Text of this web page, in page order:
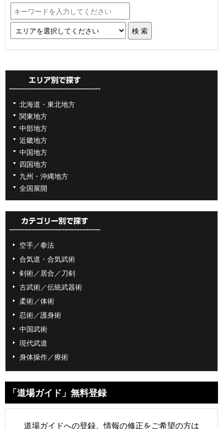
北海道・東北地方
関東地方
中部地方
近畿地方
中国地方
四国地方
九州・沖縄地方
全国展開
空手／拳法
合気道・合気武術
剣術／居合／刀剣
古武術／伝統武器術
柔術／体術
忍術／護身術
中国武術
現代武道
身体操作／療術
「道場ガイド」無料登録
道場ガイドへの登録、情報の修正をご希望の方は